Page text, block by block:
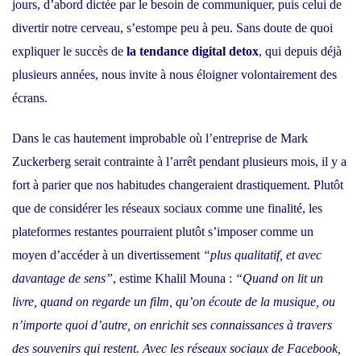
jours, d’abord dictée par le besoin de communiquer, puis celui de
divertir notre cerveau, s’estompe peu à peu. Sans doute de quoi
expliquer le succès de la tendance digital detox, qui depuis déjà
plusieurs années, nous invite à nous éloigner volontairement des
écrans.
Dans le cas hautement improbable où l’entreprise de Mark
Zuckerberg serait contrainte à l’arrêt pendant plusieurs mois, il y a
fort à parier que nos habitudes changeraient drastiquement. Plutôt
que de considérer les réseaux sociaux comme une finalité, les
plateformes restantes pourraient plutôt s’imposer comme un
moyen d’accéder à un divertissement “plus qualitatif, et avec
davantage de sens”, estime Khalil Mouna : “Quand on lit un
livre, quand on regarde un film, qu’on écoute de la musique, ou
n’importe quoi d’autre, on enrichit ses connaissances à travers
des souvenirs qui restent. Avec les réseaux sociaux de Facebook,